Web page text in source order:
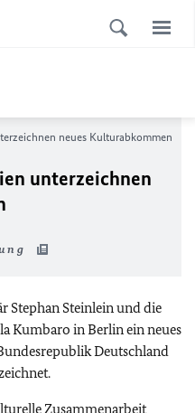
neues Kulturabkommen
unterzeichnen
Stephan Steinlein und die
Kumbaro in Berlin ein neues
Deutschland
Zusammenarbeit